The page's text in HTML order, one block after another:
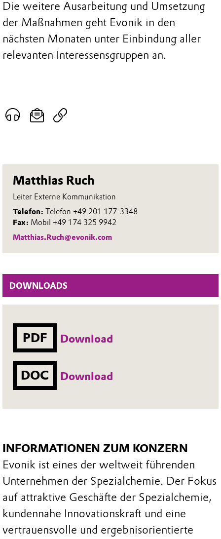
Matthias Ruch
Leiter Externe Kommunikation
Telefon:Telefon +49 201 177-3348
Fax: Mobil +49 174 325 9942
Matthias.Ruch@evonik.com
DOWNLOADS
PDF Download
DOC Download
Die weitere Ausarbeitung und Umsetzung
der Maßnahmen geht Evonik in den
nächsten Monaten unter Einbindung aller
relevanten Interessensgruppen an.
INFORMATIONEN ZUM KONZERN
Evonik ist eines der weltweit führenden
Unternehmen der Spezialchemie. Der Fokus
auf attraktive Geschäfte der Spezialchemie,
kundennahe Innovationskraft und eine
vertrauensvolle und ergebnisorientierte